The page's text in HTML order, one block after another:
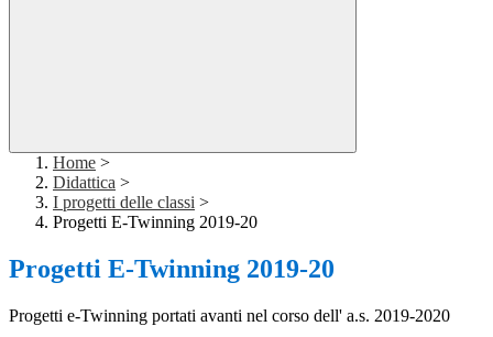
Home >
Didattica >
I progetti delle classi >
Progetti E-Twinning 2019-20
Progetti E-Twinning 2019-20
Progetti e-Twinning portati avanti nel corso dell' a.s. 2019-2020